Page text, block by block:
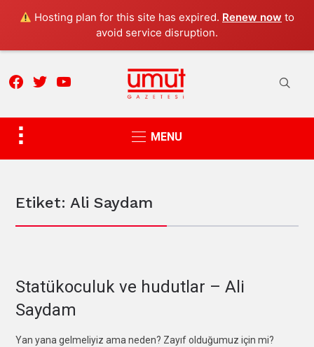
Hosting plan for this site has expired. Renew now to
avoid service disruption.
facebooktwitteryoutube
Toggle
sidebar
navigation
MENU
Etiket:Ali Saydam
Statükoculuk ve hudutlar – Ali
Saydam
Yan yana gelmeliyiz ama neden? Zayıf olduğumuz için mi?